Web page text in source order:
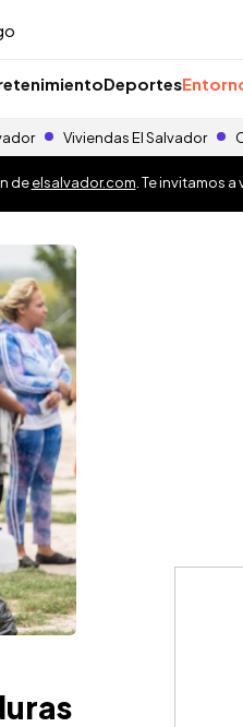
Deportes
Viviendas El Salvador
deelsalvador.com . Te invitamos